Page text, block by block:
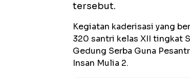
tersebut.
Kegiatan kaderisasi yang
320 santri kelas XII tingkat
Gedung Serba Guna
Insan Mulia 2.